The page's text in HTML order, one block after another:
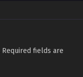
Required fields are